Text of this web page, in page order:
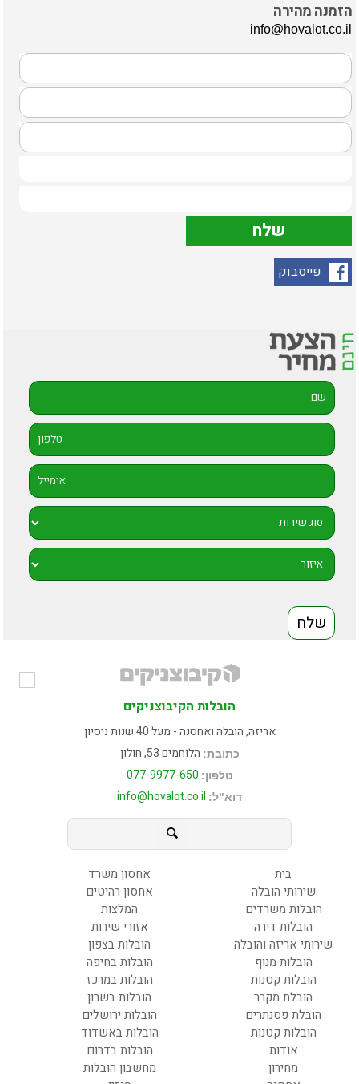
הזמנה מהירה
info@hovalot.co.il
פייסבוק
הובלות הקיבוצניקים
אריזה, הובלה ואחסנה - מעל 40 שנות ניסיון
כתובת: הלוחמים 53, חולון
טלפון: 077-9977-650
דוא"ל: info@hovalot.co.il
בית
שירותי הובלה
הובלות משרדים
הובלות דירה
שירותי אריזה והובלה
הובלות מנוף
הובלות קטנות
הובלת מקרר
הובלת פסנתרים
הובלות קטנות
אודות
מחירון
אחסון משרד
אחסון רהיטים
המלצות
אזורי שירות
הובלות בצפון
הובלות בחיפה
הובלות במרכז
הובלות בשרון
הובלות ירושלים
הובלות באשדוד
הובלות בדרום
מחשבון הובלות